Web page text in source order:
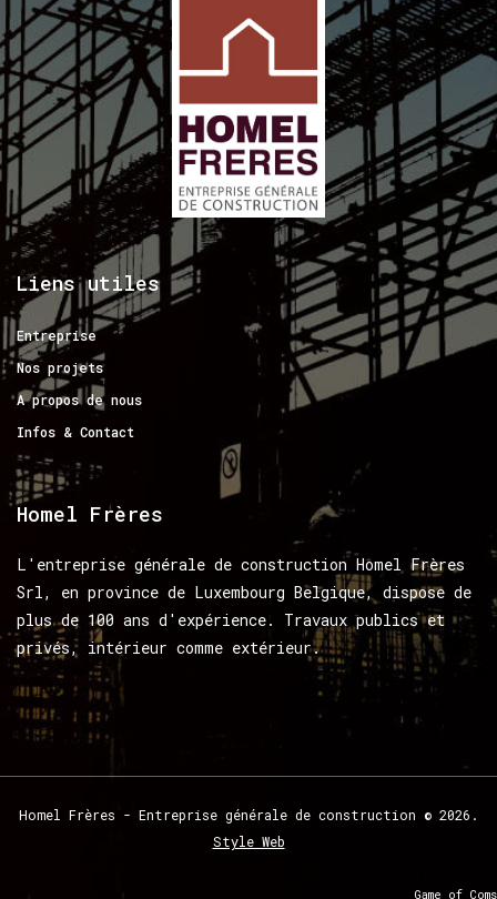
Liens utiles
Entreprise
Nos projets
A propos de nous
Infos & Contact
Homel Frères
L'entreprise générale de construction Homel Frères
Srl, en province de Luxembourg Belgique, dispose de
plus de 100 ans d'expérience. Travaux publics et
privés, intérieur comme extérieur.
Homel Frères - Entreprise générale de construction © 2026.
Style Web
Game of Coms